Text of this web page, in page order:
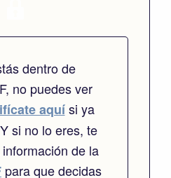
dentro de
no puedes ver
aquísi ya
si no lo eres, te
de la
para que decidas